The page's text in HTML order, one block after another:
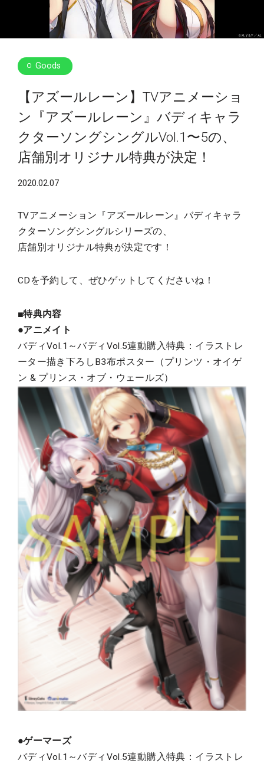
Goods
【アズールレーン】TVアニメーショ
ン『アズールレーン』バディキャラ
クターソングシングルVol.1〜5の、
店舗別オリジナル特典が決定！
2020.02.07
TVアニメーション『アズールレーン』バディキャラ
クターソングシングルシリーズの、
店舗別オリジナル特典が決定です！
CDを予約して、ぜひゲットしてくださいね！
■特典内容
●アニメイト
バディVol.1～バディVol.5連動購入特典：イラストレ
ーター描き下ろしB3布ポスター（プリンツ・オイゲ
ン & プリンス・オブ・ウェールズ）
●ゲーマーズ
バディVol.1～バディVol.5連動購入特典：イラストレ